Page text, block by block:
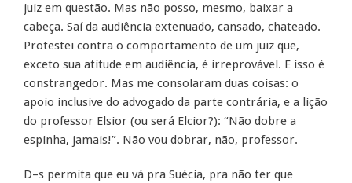
juiz em questão. Mas não posso, mesmo, baixar a
cabeça. Saí da audiência extenuado, cansado, chateado.
Protestei contra o comportamento de um juiz que,
exceto sua atitude em audiência, é irreprovável. E isso é
constrangedor. Mas me consolaram duas coisas: o
apoio inclusive do advogado da parte contrária, e a lição
do professor Elsior (ou será Elcior?): “Não dobre a
espinha, jamais!”. Não vou dobrar, não, professor.
D–s permita que eu vá pra Suécia, pra não ter que